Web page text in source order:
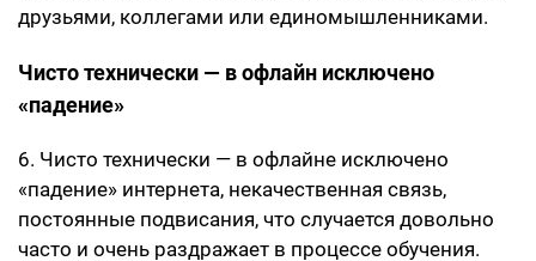
друзьями, коллегами или единомышленниками.
Чисто технически — в офлайн исключено
«падение»
6. Чисто технически — в офлайне исключено
«падение» интернета, некачественная связь,
постоянные подвисания, что случается довольно
часто и очень раздражает в процессе обучения.